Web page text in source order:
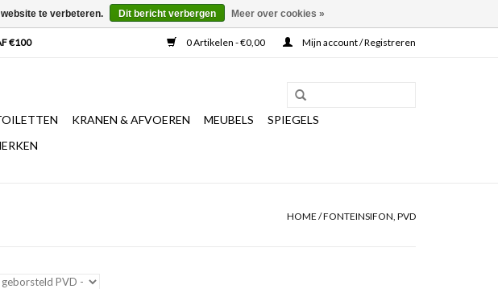
0 Artikelen - €0,00 Mijn account / Registreren
KRANEN & AFVOEREN MEUBELS
SPIEGELS
HOME /FONTEINSIFON, PVD
te verbeteren. Dit bericht verbergen Meer over cookies »